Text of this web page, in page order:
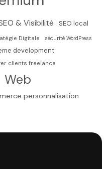
& Visibilité SEO local
Digitale sécurité WordPress
development
clients freelance
Web
personnalisation